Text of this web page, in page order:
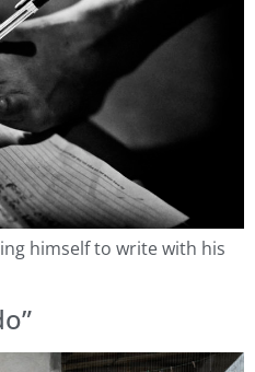
himself to write with his